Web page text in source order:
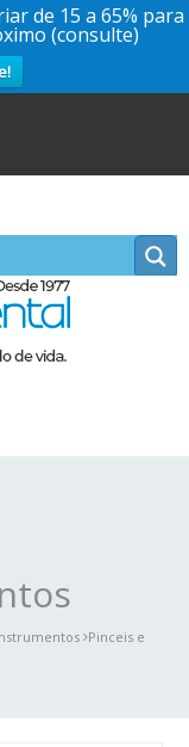
de 15 a 65% para
(consulte)
Pinceis e